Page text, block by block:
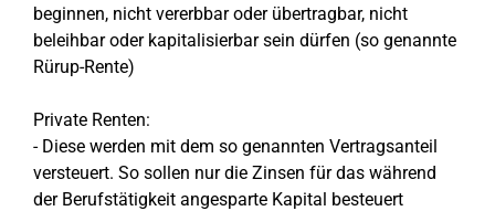
beginnen, nicht vererbbar oder übertragbar, nicht
beleihbar oder kapitalisierbar sein dürfen (so genannte
Rürup-Rente)
Private Renten:
- Diese werden mit dem so genannten Vertragsanteil
versteuert. So sollen nur die Zinsen für das während
der Berufstätigkeit angesparte Kapital besteuert